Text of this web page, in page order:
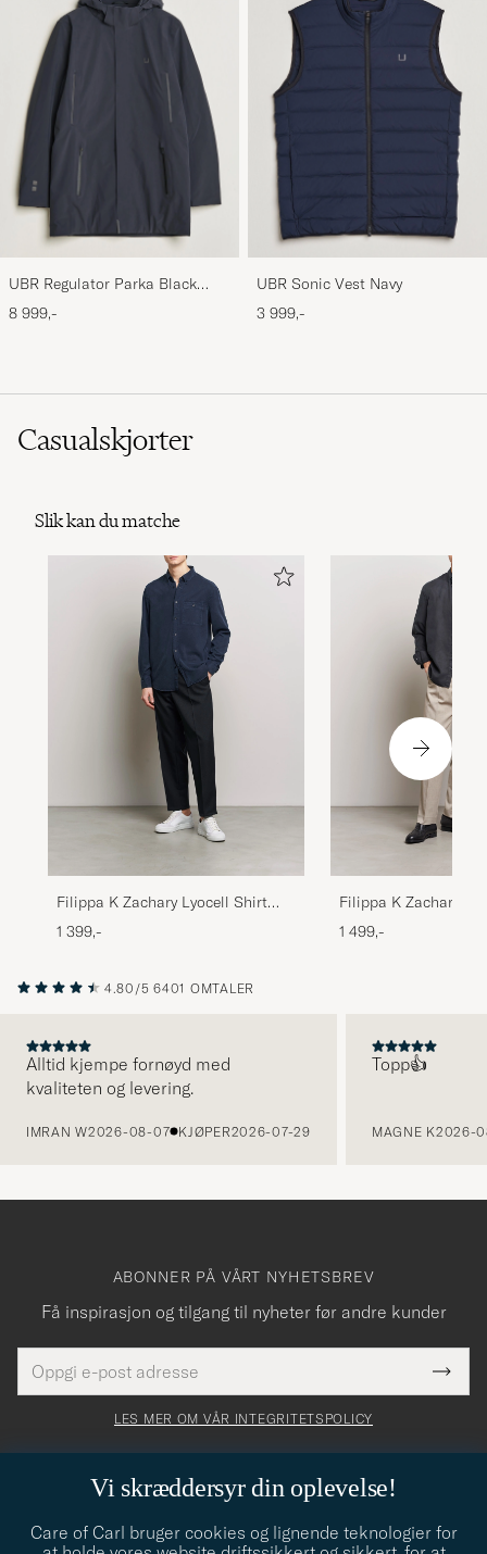
UBR Regulator Parka Black
Storm
8 999,-
UBR Sonic Vest Navy
3 999,-
Casualskjorter
Slik kan du matche
Filippa K Zachary Lyocell Shirt
Navy
1 399,-
Filippa K Zachary
Almost Black
1 499,-
4.80/5 6401 OMTALER
Alltid kjempe fornøyd med
kvaliteten og levering.
IMRAN W2026-08-07 KJØPER2026-07-29
Topp👍
MAGNE K2026-
Vi skræddersyr din oplevelse!
Care of Carl bruger cookies og lignende teknologier for
ABONNER PÅ VÅRT NYHETSBREV
Få inspirasjon og tilgang til nyheter før andre kunder
postadresse
felt
i
Tack
för
du
anmälde
till
LES MER OM VÅR INTEGRITETSPOLICY
CARE OF CARL AS